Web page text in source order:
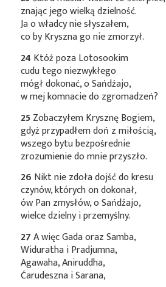
znając jego wielką dzielność.
Ja o władcy nie słyszałem,
co by Kryszna go nie zmorzył.
24 Któż poza Lotosookim
cudu tego niezwykłego
mógł dokonać, o Sańdźajo,
w mej komnacie do zgromadzeń?
25Zobaczyłem Krysznę Bogiem,
gdyż przypadłem doń z miłością,
wszego bytu bezpośrednie
zrozumienie do mnie przyszło.
26 Nikt nie zdoła dojść do kresu
czynów, których on dokonał,
ów Pan zmysłów, o Sańdźajo,
wielce dzielny i przemyślny.
27A więc Gada oraz Samba,
Widuratha i Pradjumna,
Agawaha, Aniruddha,
Ćarudeszna i Sarana,